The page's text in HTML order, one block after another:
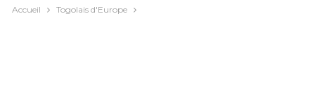
Accueil Togolais d'Europe